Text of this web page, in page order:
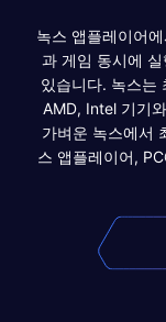
녹스 앱플레이어
과 게임 동시에
있습니다. 녹스는
AMD, Intel 기기
가벼운 녹스에서
스 앱플레이어,